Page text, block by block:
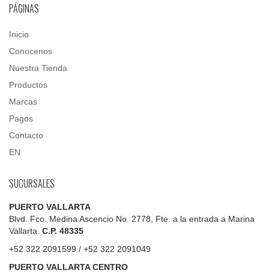
PÁGINAS
Inicio
Conocenos
Nuestra Tienda
Productos
Marcas
Pagos
Contacto
EN
SUCURSALES
PUERTO VALLARTA
Blvd. Fco. Medina Ascencio No. 2778, Fte. a la entrada a Marina
Vallarta. C.P. 48335
+52 322 2091599 / +52 322 2091049
PUERTO VALLARTA CENTRO